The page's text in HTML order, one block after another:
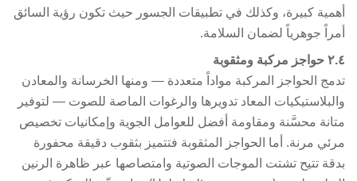
كبيرة، وكذلك في تطبيقات الجسور حيث تكون رؤية السائق
جوهرياً لضمان السلامة.
الحواجز المركبة مواداً متعددة — ومنها الخرسانة والمعادن
المعاد تدويرها والرغوات الماصة للصوت — لتوفير
محسَّنة ومقاومة أفضل للعوامل الجوية وإمكانيات تخصيص
مرنة. أما الحواجز المثقوبة فتتميز بثقوب دقيقة محفورة
تتيح تشتت الموجات الصوتية وامتصاصها عبر ظاهرة الرنين